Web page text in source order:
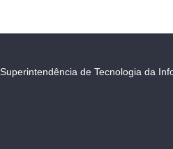
Superintendência de Tecnologia da